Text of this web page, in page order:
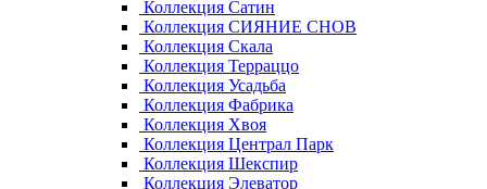
Коллекция Сатин
Коллекция СИЯНИЕ СНОВ
Коллекция Скала
Коллекция Терраццо
Коллекция Усадьба
Коллекция Фабрика
Коллекция Хвоя
Коллекция Централ Парк
Коллекция Шекспир
Коллекция Элеватор